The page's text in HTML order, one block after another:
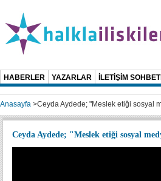
HABERLER YAZARLAR İLETİŞİM
Anasayfa >Ceyda Aydede; "Meslek etiği sosyal
Ceyda Aydede; "Meslek etiği sosyal